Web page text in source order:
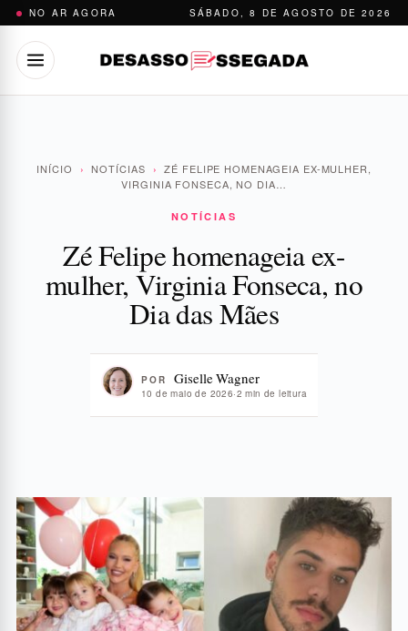
Pular
conteúdo
NO AR AGORA SÁBADO, 8 DE AGOSTO DE 2026
INÍCIO › NOTÍCIAS › ZÉ FELIPE HOMENAGEIA EX-MULHER,
VIRGINIA FONSECA, NO DIA…
NOTÍCIAS
Zé Felipe homenageia ex-
mulher, Virginia Fonseca, no
Dia das Mães
POR Giselle Wagner
10 de maio de 2026·2 min de leitura